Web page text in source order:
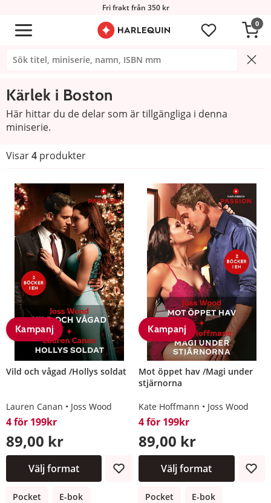
Fri frakt från 350 kr
0
Kärlek i Boston
Här hittar du de delar som är tillgängliga i denna
miniserie.
Visar4 produkter
Kampanj
Vild och vågad /Hollys soldat
Lauren Canan Joss Wood
4 för 199kr
89,00 kr
Välj format
Pocket E-bok
Kampanj
Mot öppet hav /Magi under
stjärnorna
Kate Hoffmann Joss Wood
4 för 199kr
89,00 kr
Välj format
Pocket E-bok